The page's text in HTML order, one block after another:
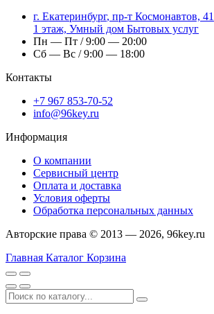
г. Екатеринбург, пр-т Космонавтов, 41
1 этаж, Умный дом Бытовых услуг
Пн — Пт / 9:00 — 20:00
Сб — Вс / 9:00 — 18:00
Контакты
+7 967 853-70-52
info@96key.ru
Информация
О компании
Сервисный центр
Оплата и доставка
Условия оферты
Обработка персональных данных
Авторские права © 2013 — 2026, 96key.ru
Главная Каталог Корзина